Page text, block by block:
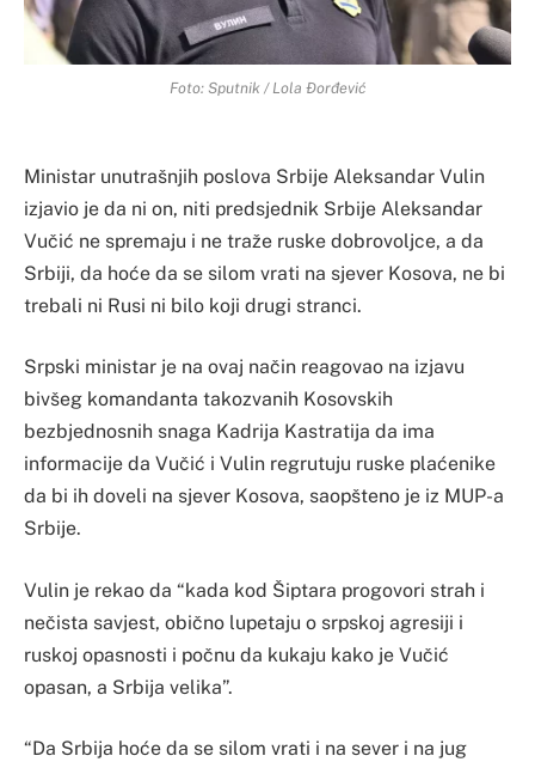
Foto: Sputnik / Lola Đorđević
Ministar unutrašnjih poslova Srbije Aleksandar Vulin
izjavio je da ni on, niti predsjednik Srbije Aleksandar
Vučić ne spremaju i ne traže ruske dobrovoljce, a da
Srbiji, da hoće da se silom vrati na sjever Kosova, ne bi
trebali ni Rusi ni bilo koji drugi stranci.
Srpski ministar je na ovaj način reagovao na izjavu
bivšeg komandanta takozvanih Kosovskih
bezbjednosnih snaga Kadrija Kastratija da ima
informacije da Vučić i Vulin regrutuju ruske plaćenike
da bi ih doveli na sjever Kosova, saopšteno je iz MUP-a
Srbije.
Vulin je rekao da “kada kod Šiptara progovori strah i
nečista savjest, obično lupetaju o srpskoj agresiji i
ruskoj opasnosti i počnu da kukaju kako je Vučić
opasan, a Srbija velika”.
“Da Srbija hoće da se silom vrati i na sever i na jug